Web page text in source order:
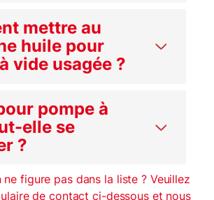
mettre au
huile pour
vide usagée ?
pompe à
elle se
?
figure pas dans la liste ? Veuillez
de contact ci-dessous et nous